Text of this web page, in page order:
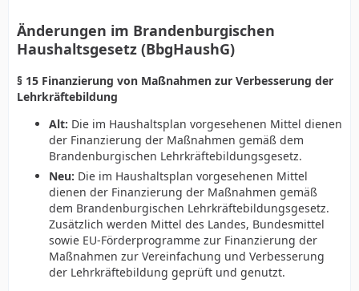
Änderungen im Brandenburgischen
Haushaltsgesetz (BbgHaushG)
§ 15 Finanzierung von Maßnahmen zur Verbesserung der
Lehrkräftebildung
Alt: Die im Haushaltsplan vorgesehenen Mittel dienen
der Finanzierung der Maßnahmen gemäß dem
Brandenburgischen Lehrkräftebildungsgesetz.
Neu: Die im Haushaltsplan vorgesehenen Mittel
dienen der Finanzierung der Maßnahmen gemäß
dem Brandenburgischen Lehrkräftebildungsgesetz.
Zusätzlich werden Mittel des Landes, Bundesmittel
sowie EU-Förderprogramme zur Finanzierung der
Maßnahmen zur Vereinfachung und Verbesserung
der Lehrkräftebildung geprüft und genutzt.